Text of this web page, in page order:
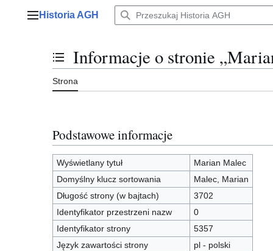
Menu główne
Historia AGH
Przełącz stan spisu treści
Informacje o stronie
Strona
Podstawowe informacje
Wyświetlany tytuł
Marian Malec
Domyślny klucz sortowania
Malec, Marian
Długość strony (w bajtach)
3702
Identyfikator przestrzeni nazw
0
Identyfikator strony
5357
Język zawartości strony
pl - polski